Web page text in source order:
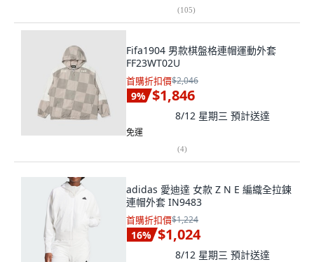
(105)
Fifa1904 男款棋盤格連帽運動外套
FF23WT02U
首購折扣價$2,046
9% $1,846
8/12 星期三 預計送達
免運
(4)
adidas 愛迪達 女款 Z N E 編織全拉鍊
連帽外套 IN9483
首購折扣價$1,224
16% $1,024
8/12 星期三 預計送達